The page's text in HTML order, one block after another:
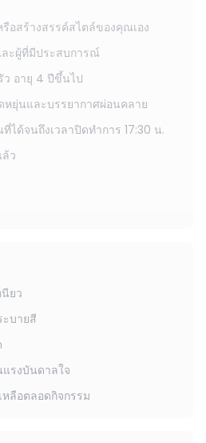
อสร้างสรรค์สไตล์ของคุณเอง
ละผู้ที่มีประสบการณ์
ว อายุ 4 ปีขึ้นไป
หยุ่นและบรรยากาศผ่อนคลาย
ได้จนถึงเวลาปิดทำการ 17:30 น.
ว
ยว
บายสี
รงบันดาลใจ
ลือตลอดกิจกรรม